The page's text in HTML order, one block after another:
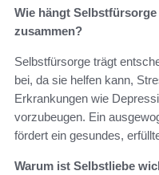
Wie hängt
zusammen?
Selbstfürsorge trägt
bei, da sie helfen kann,
Erkrankungen wie
vorzubeugen. Ein
fördert ein gesundes,
Warum ist Selbstliebe